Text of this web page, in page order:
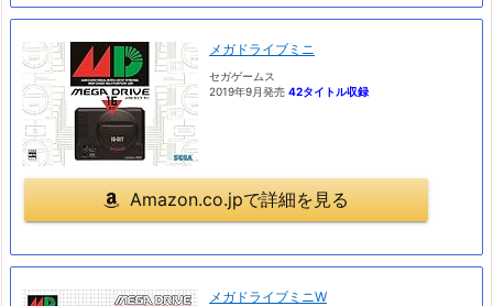
メガドライブミニ
セガゲームス
2019年9月発売 42タイトル収録
Amazon.co.jpで詳細を見る
メガドライブミニW